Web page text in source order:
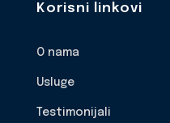
Korisni linkovi
O nama
Usluge
Testimonijali